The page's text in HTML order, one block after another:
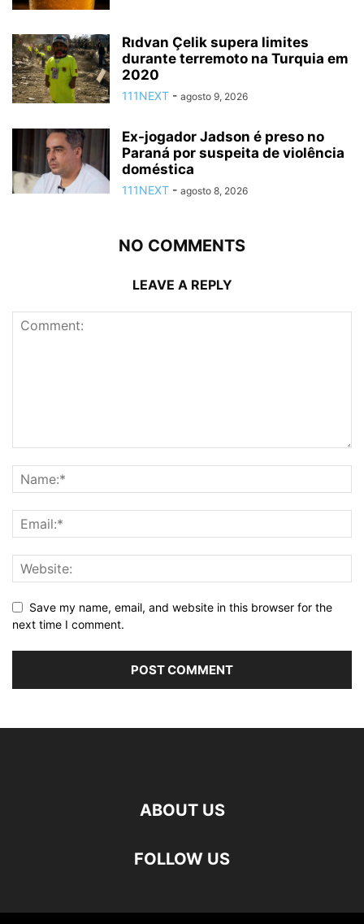
Rıdvan Çelik supera limites
durante terremoto na Turquia em
2020
111NEXT - agosto 9, 2026
Ex-jogador Jadson é preso no
Paraná por suspeita de violência
doméstica
111NEXT - agosto 8, 2026
NO COMMENTS
LEAVE A REPLY
Save my name, email, and website in this browser for the
next time I comment.
ABOUT US
FOLLOW US